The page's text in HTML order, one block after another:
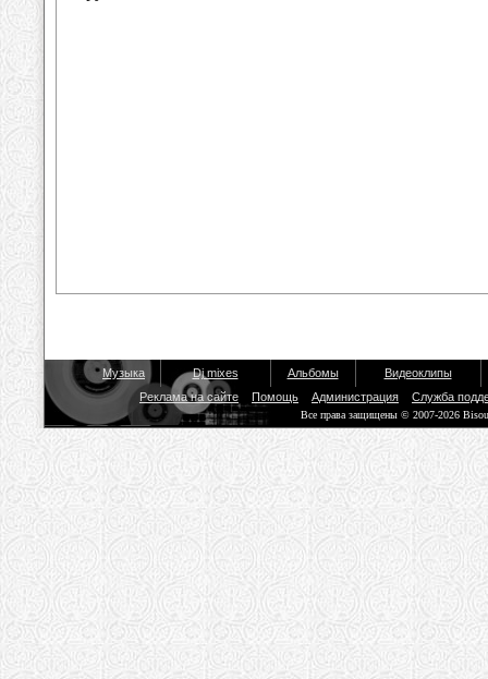
Музыка Dj mixes Альбомы
Видеоклипы
Реклама на сайте
Помощь Администрация Служба
Все права защищены © 2007-2026